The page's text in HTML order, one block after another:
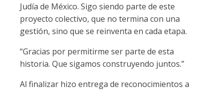
Judía de México. Sigo siendo parte de este
proyecto colectivo, que no termina con una
gestión, sino que se reinventa en cada etapa.
“Gracias por permitirme ser parte de esta
historia. Que sigamos construyendo juntos.”
Al finalizar hizo entrega de reconocimientos a